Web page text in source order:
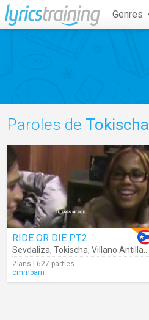
Genres
Paroles de Tokischa
RIDE OR DIE PT.2
Sevdaliza, Tokischa, Villano Antillano
2 ans | 627 parties
cmmbarn